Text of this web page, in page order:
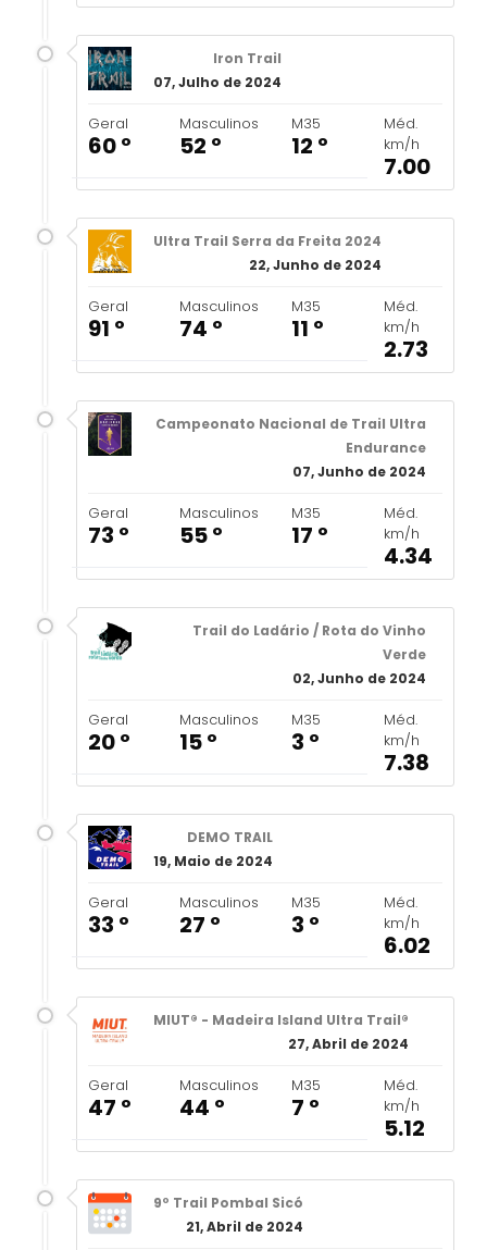
Iron Trail
07, Julho de 2024
Geral
60 º
Masculinos
52 º
M35
12 º
Méd.
km/h
7.00
Ultra Trail Serra da Freita 2024
22, Junho de 2024
Geral
91 º
Masculinos
74 º
M35
11 º
Méd.
km/h
2.73
Campeonato Nacional de Trail Ultra
Endurance
07, Junho de 2024
Geral
73 º
Masculinos
55 º
M35
17 º
Méd.
km/h
4.34
Trail do Ladário / Rota do Vinho
Verde
02, Junho de 2024
Geral
20 º
Masculinos
15 º
M35
3 º
Méd.
km/h
7.38
DEMO TRAIL
19, Maio de 2024
Geral
33 º
Masculinos
27 º
M35
3 º
Méd.
km/h
6.02
MIUT® - Madeira Island Ultra Trail®
27, Abril de 2024
Geral
47 º
Masculinos
44 º
M35
7 º
Méd.
km/h
5.12
9º Trail Pombal Sicó
21, Abril de 2024